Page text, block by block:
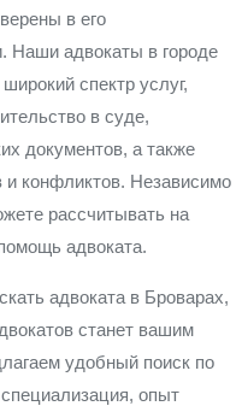
в его
Наши адвокаты в городе
спектр услуг,
в суде,
документов, а также
и конфликтов. Независимо
рассчитывать на
адвоката.
адвоката в Броварах,
станет вашим
удобный поиск по
опыт